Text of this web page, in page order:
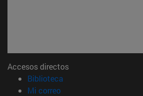
Accesos directos
Biblioteca
Mi correo(abre en nueva ventana)